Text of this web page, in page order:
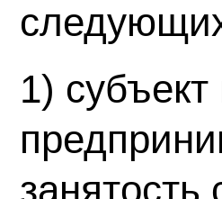
1)